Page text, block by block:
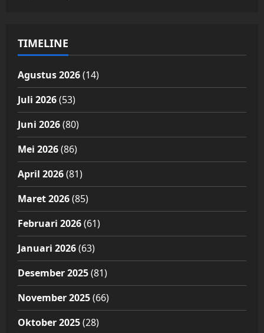
TIMELINE
Agustus 2026(14)
Juli 2026(53)
Juni 2026(80)
Mei 2026(86)
April 2026(81)
Maret 2026(85)
Februari 2026(61)
Januari 2026(63)
Desember 2025(81)
November 2025(66)
Oktober 2025(28)